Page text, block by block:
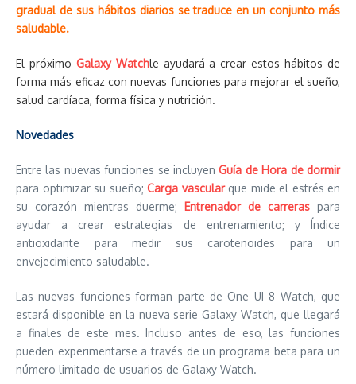
gradual de sus hábitos diarios se traduce en un conjunto más
saludable.
El próximo Galaxy Watchle ayudará a crear estos hábitos de
forma más eficaz con nuevas funciones para mejorar el sueño,
salud cardíaca, forma física y nutrición.
Novedades
Entre las nuevas funciones se incluyenGuía de Hora de dormir
para optimizar su sueño; Carga vascular que mide el estrés en
su corazón mientras duerme; Entrenador de carreras para
ayudar a crear estrategias de entrenamiento; y Índice
antioxidante para medir sus carotenoides para un
envejecimiento saludable.
Las nuevas funciones forman parte de One UI 8 Watch, que
estará disponible en la nueva serie Galaxy Watch, que llegará
a finales de este mes. Incluso antes de eso, las funciones
pueden experimentarse a través de un programa beta para un
número limitado de usuarios de Galaxy Watch.